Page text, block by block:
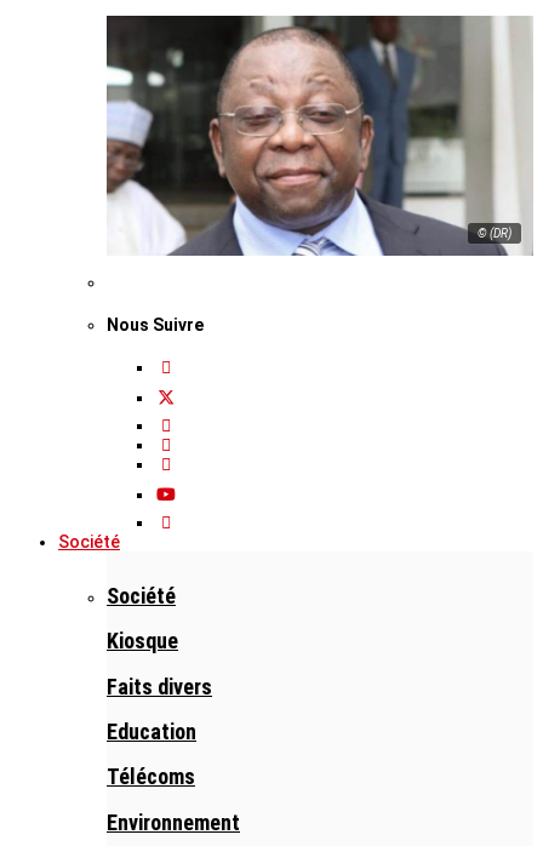
© (DR)
Nous Suivre
Société
Société
Kiosque
Faits divers
Education
Télécoms
Environnement